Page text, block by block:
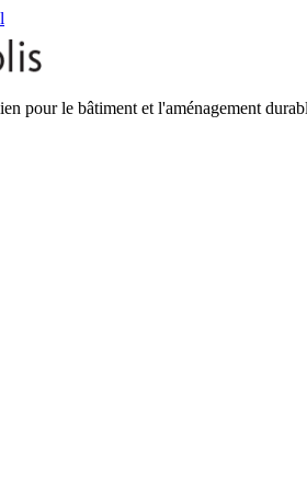
pour le bâtiment et l'aménagement